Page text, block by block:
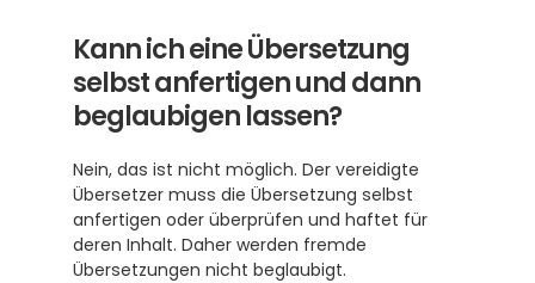
Kann ich eine Übersetzung
selbst anfertigen und dann
beglaubigen lassen?
Nein, das ist nicht möglich. Der vereidigte
Übersetzer muss die Übersetzung selbst
anfertigen oder überprüfen und haftet für
deren Inhalt. Daher werden fremde
Übersetzungen nicht beglaubigt.